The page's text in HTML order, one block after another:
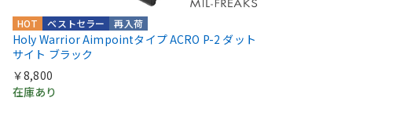
再入荷
ベストセラー
HOT
Holy Warrior Aimpointタイプ ACRO P-2 ダット
サイト ブラック
￥8,800
在庫あり